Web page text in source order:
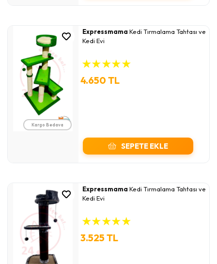
Kargo Bedava
Expressmama Kedi Tırmalama Tahtası ve
Kedi Evi
★★★★★
4.650 TL
SEPETE EKLE
Expressmama Kedi Tırmalama Tahtası ve
Kedi Evi
★★★★★
3.525 TL